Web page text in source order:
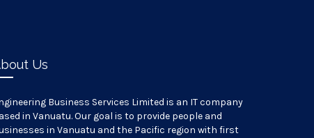
Us
Business Services Limited is an IT company
in Vanuatu. Our goal is to provide people and
in Vanuatu and the Pacific region with first